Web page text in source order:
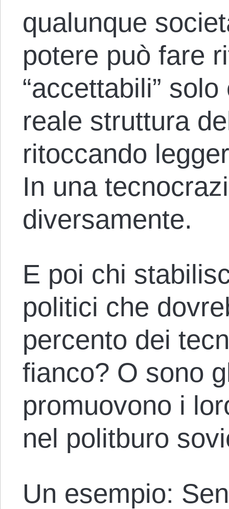
qualunque
potere può fare
“accettabili”
reale struttura
ritoccando
In una
diversamente.
E poi chi
politici che
percento dei
fianco? O sono
promuovono i
nel politburo
Un esempio: